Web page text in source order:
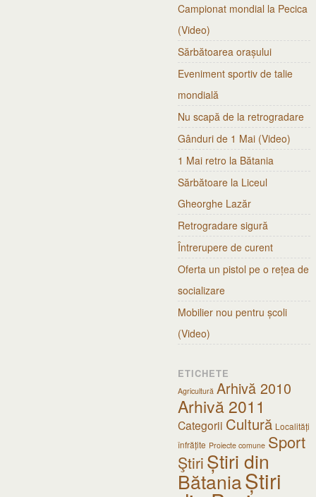
Campionat mondial la Pecica
(Video)
Sărbătoarea orașului
Eveniment sportiv de talie
mondială
Nu scapă de la retrogradare
Gânduri de 1 Mai (Video)
1 Mai retro la Bătania
Sărbătoare la Liceul
Gheorghe Lazăr
Retrogradare sigură
Întrerupere de curent
Oferta un pistol pe o rețea de
socializare
Mobilier nou pentru școli
(Video)
ETICHETE
Agricultură Arhivă 2010
Arhivă 2011
Categorii Cultură Localități
înfrățite Proiecte comune Sport
Ştiri Știri din
BătaniaȘtiri